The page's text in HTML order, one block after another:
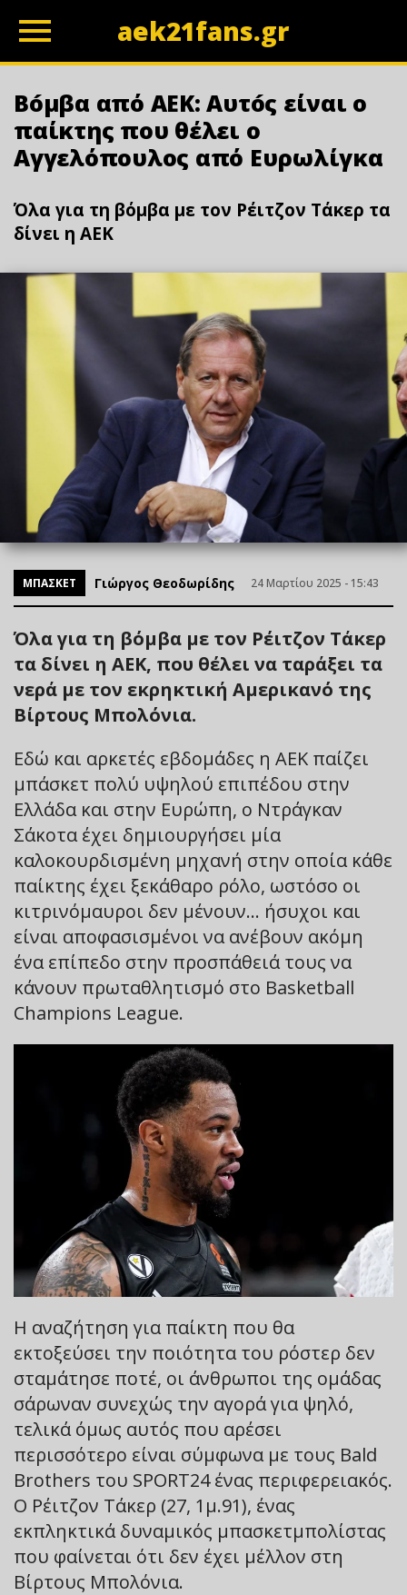
aek21fans.gr
Bóμβα από ΑΕΚ: Αυτóς είναι ο
παίκτης που θέλει ο
Αγγελόπουλος από Ευρωλίγκα
Όλα για τη βόμβα με τον Ρέιτζον Τάκερ τα
δίνει η ΑΕΚ
ΜΠΑΣΚΕΤ Γιώργος Θεοδωρίδης 24 Μαρτίου 2025 - 15:43
Όλα για τη βόμβα με τον Ρέιτζον Τάκερ
τα δίνει η ΑΕΚ, που θέλει να ταράξει τα
νερά με τον εκρηκτική Αμερικανό της
Βίρτους Μπολόνια.
Εδώ και αρκετές εβδομάδες η ΑΕΚ παίζει
μπάσκετ πολύ υψηλού επιπέδου στην
Ελλάδα και στην Ευρώπη, ο Ντράγκαν
Σάκοτα έχει δημιουργήσει μία
καλοκουρδισμένη μηχανή στην οποία κάθε
παίκτης έχει ξεκάθαρο ρόλο, ωστόσο οι
κιτρινόμαυροι δεν μένουν… ήσυχοι και
είναι αποφασισμένοι να ανέβουν ακόμη
ένα επίπεδο στην προσπάθειά τους να
κάνουν πρωταθλητισμό στο Basketball
Champions League.
Η αναζήτηση για παίκτη που θα
εκτοξεύσει την ποιότητα του ρόστερ δεν
σταμάτησε ποτέ, οι άνθρωποι της ομάδας
σάρωναν συνεχώς την αγορά για ψηλό,
τελικά όμως αυτός που αρέσει
περισσότερο είναι σύμφωνα με τους Bald
Brothers του SPORT24 ένας περιφερειακός.
Ο Ρέιτζον Τάκερ (27, 1μ.91), ένας
εκπληκτικά δυναμικός μπασκετμπολίστας
που φαίνεται ότι δεν έχει μέλλον στη
Βίρτους Μπολόνια.